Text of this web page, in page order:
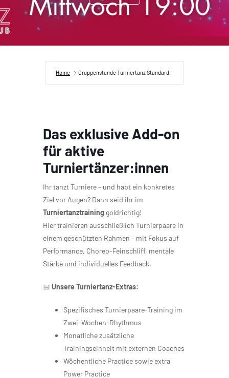
Home Gruppenstunde Turniertanz Standard
Das exklusive Add-on
für aktive
Turniertänzer:innen
Ihr tanzt Turniere – und habt ein konkretes
Ziel vor Augen? Dann seid ihr im
Turniertanztraining goldrichtig!
Hier trainieren ausschließlich Turnierpaare in
einem geschützten Rahmen – mit Fokus auf
Performance, Choreo-Feinschliff, mentale
Stärke und individuelles Feedback.
📅 Unsere Turniertanz-Extras:
Spezifisches Turnierpaare-Training im
Zwei-Wochen-Rhythmus
Monatliche zusätzliche
Trainingseinheit mit externen Coaches
Wöchentliche Practice sowie extra
Power Practice